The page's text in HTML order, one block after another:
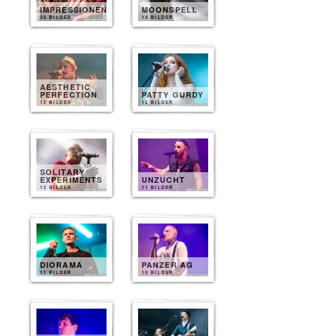
IMPRESSIONEN
30 BILDER
MOONSPELL
14 BILDER
AESTHETIC
PERFECTION
12 BILDER
PATTY GURDY
12 BILDER
SOLITARY
EXPERIMENTS
12 BILDER
UNZUCHT
11 BILDER
DIORAMA
11 BILDER
PANZER AG
10 BILDER